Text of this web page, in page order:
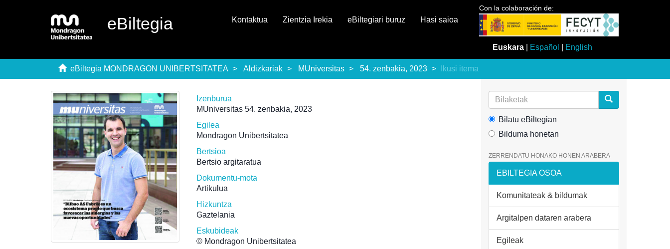
eBiltegia
Con la colaboración de:
Euskara Español English
Kontaktua Zientzia Irekia eBiltegiari buruz Hasi saioa
eBiltegia MONDRAGON UNIBERTSITATEA Aldizkariak MUniversitas 54. zenbakia, 2023 Ikusi itema
Izenburua
MUniversitas 54. zenbakia, 2023
Egilea
Mondragon Unibertsitatea
Bertsioa
Bertsio argitaratua
Dokumentu-mota
Artikulua
Hizkuntza
Gaztelania
Eskubideak
© Mondragon Unibertsitatea
Bilatu eBiltegian
Bilduma honetan
ZERRENDATU HONAKO HONEN ARABERA
EBILTEGIA OSOA
Komunitateak & bildumak
Argitalpen dataren arabera
Egileak